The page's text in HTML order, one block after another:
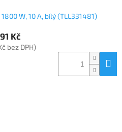
W, 10 A, bílý (TLL331481)
Kč
bez DPH)